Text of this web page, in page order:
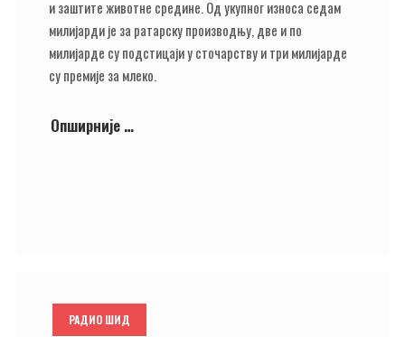
и заштите животне средине. Од укупног износа седам
милијарди је за ратарску производњу, две и по
милијарде су подстицаји у сточарству и три милијарде
су премије за млеко.
Опширније …
РАДИО ШИД